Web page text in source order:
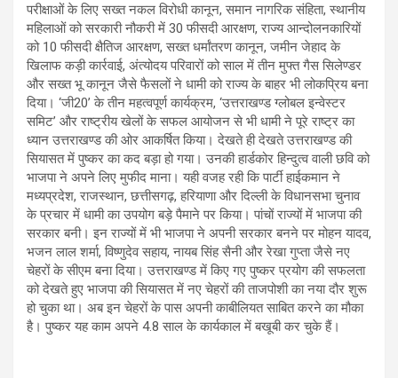
परीक्षाओं के लिए सख्त नकल विरोधी कानून, समान नागरिक संहिता, स्थानीय
महिलाओं को सरकारी नौकरी में 30 फीसदी आरक्षण, राज्य आन्दोलनकारियों
को 10 फीसदी क्षैतिज आरक्षण, सख्त धर्मांतरण कानून, जमीन जेहाद के
खिलाफ कड़ी कार्रवाई, अंत्योदय परिवारों को साल में तीन मुफ्त गैस सिलेण्डर
और सख्त भू कानून जैसे फैसलों ने धामी को राज्य के बाहर भी लोकप्रिय बना
दिया। ‘जी20’ के तीन महत्वपूर्ण कार्यक्रम, ‘उत्तराखण्ड ग्लोबल इन्वेस्टर
समिट’ और राष्ट्रीय खेलों के सफल आयोजन से भी धामी ने पूरे राष्ट्र का
ध्यान उत्तराखण्ड की ओर आकर्षित किया। देखते ही देखते उत्तराखण्ड की
सियासत में पुष्कर का कद बड़ा हो गया। उनकी हार्डकोर हिन्दुत्व वाली छवि को
भाजपा ने अपने लिए मुफीद माना। यही वजह रही कि पार्टी हाईकमान ने
मध्यप्रदेश, राजस्थान, छत्तीसगढ़, हरियाणा और दिल्ली के विधानसभा चुनाव
के प्रचार में धामी का उपयोग बड़े पैमाने पर किया। पांचों राज्यों में भाजपा की
सरकार बनी। इन राज्यों में भी भाजपा ने अपनी सरकार बनने पर मोहन यादव,
भजन लाल शर्मा, विष्णुदेव सहाय, नायब सिंह सैनी और रेखा गुप्ता जैसे नए
चेहरों के सीएम बना दिया। उत्तराखण्ड में किए गए पुष्कर प्रयोग की सफलता
को देखते हुए भाजपा की सियासत में नए चेहरों की ताजपोशी का नया दौर शुरू
हो चुका था। अब इन चेहरों के पास अपनी काबीलियत साबित करने का मौका
है। पुष्कर यह काम अपने 4.8 साल के कार्यकाल में बखूबी कर चुके हैं।